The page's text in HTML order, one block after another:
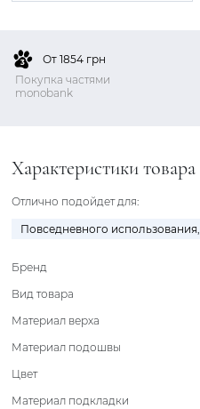
От 1854 грн
Покупка частями
monobank
Характеристики товара
Отлично подойдет для:
Повседневного использования,
Бренд
Вид товара
Материал верха
Материал подошвы
Цвет
Материал подкладки